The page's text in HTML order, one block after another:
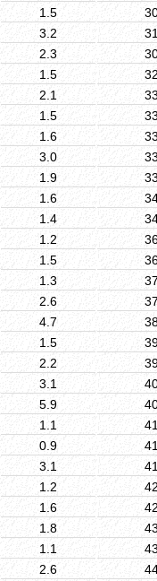
1.5
3.2
2.3
1.5
2.1
1.5
1.6
3.0
1.9
1.6
1.4
1.2
1.5
1.3
2.6
4.7
1.5
2.2
3.1
5.9
1.1
0.9
3.1
1.2
1.6
1.8
1.1
2.6